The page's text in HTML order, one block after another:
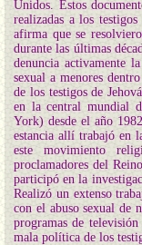
Unidos. Estos
realizadas a los
afirma que se
durante las últimas
denuncia activamente
sexual a menores
de los testigos de
en la central mundial
York) desde el año
estancia allí trabajó en
este movimiento
proclamadores del
participó en la
Realizó un extenso
con el abuso sexual de
programas de
mala política de los